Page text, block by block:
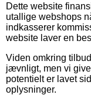
Dette website
utallige webshops
indkasserer
website laver en
Viden omkring
jævnligt, men vi
potentielt er lavet
oplysninger.